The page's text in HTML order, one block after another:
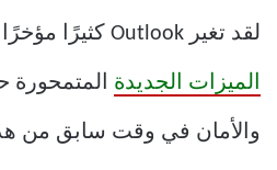
لقد تغير Outlook كثيرًا مؤخرًا وتم إصدار العديد من
الميزات الجديدة
والأمان في وقت سابق من